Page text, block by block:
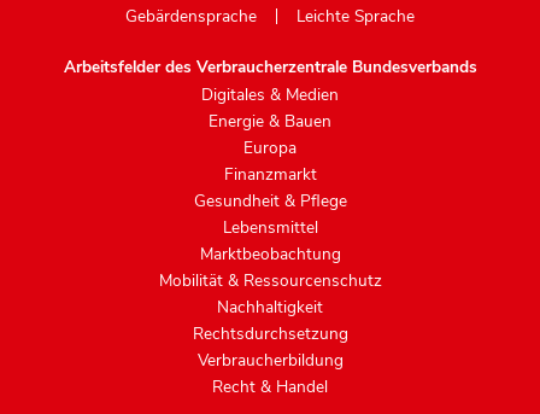
Gebärdensprache
Leichte Sprache
Arbeitsfelder des Verbraucherzentrale Bundesverbands
Digitales & Medien
Energie & Bauen
Europa
Finanzmarkt
Gesundheit & Pflege
Lebensmittel
Marktbeobachtung
Mobilität & Ressourcenschutz
Nachhaltigkeit
Rechtsdurchsetzung
Verbraucherbildung
Recht & Handel